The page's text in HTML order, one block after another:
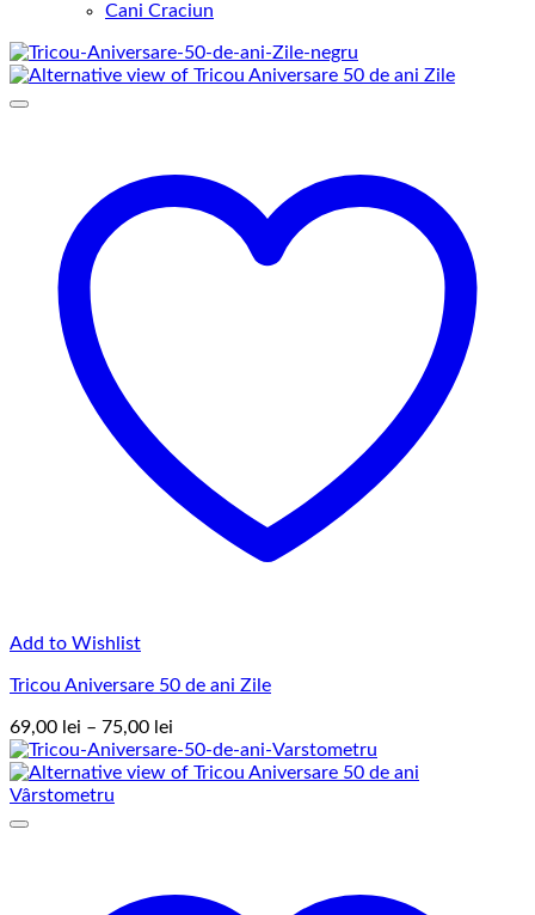
Cani Craciun
Add to Wishlist
Tricou Aniversare 50 de ani Zile
69,00 lei – 75,00 lei
de
prețuri: